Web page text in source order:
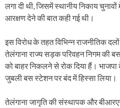
लगा दी थी, जिसमें स्थानीय निकाय
आरक्षण देने की बात कही गई थी।
इस विरोध के तहत विभिन्न राजनीतिक
तेलंगाना राज्य सड़क परिवहन निगम की
को बाहर निकलने से रोक दिया हैं।
जुबली बस स्टेशन पर बंद में हिस्सा लिया।
तेलंगाना जागृति की संस्थापक और